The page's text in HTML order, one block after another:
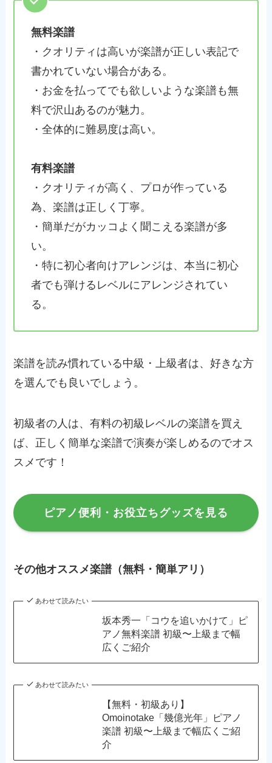
無料楽譜
・クオリティは高いが楽譜が正しい表記で
書かれていない場合がある。
・お金を払ってでも欲しいような楽譜も無
料で沢山あるのが魅力。
・全体的に難易度は高い。
有料楽譜
・クオリティが高く、プロが作っている
為、楽譜は正しく丁寧。
・簡単だがカッコよく聞こえる楽譜が多
い。
・特に初心者向けアレンジは、本当に初心
者でも弾けるレベルにアレンジされてい
る。
楽譜を読み慣れている中級・上級者は、好きな方
を選んでも良いでしょう。
初級者の人は、有料の初級レベルの楽譜を買え
ば、正しく簡単な楽譜で演奏が楽しめるのでオス
スメです！
ピアノ便利・お役立ちグッズを見る
その他オススメ楽譜（無料・簡単アリ）
あわせて読みたい
坂本秀一「コウを追いかけて」ピ
アノ無料楽譜 初級〜上級まで幅
広くご紹介
あわせて読みたい
【無料・初級あり】
Omoinotake「幾億光年」ピアノ
楽譜 初級〜上級まで幅広くご紹
介